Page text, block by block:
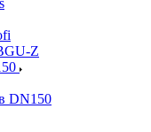
Z
DN150